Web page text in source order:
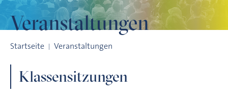
Veranstaltungen
Startseite Veranstaltungen
Klassensitzungen